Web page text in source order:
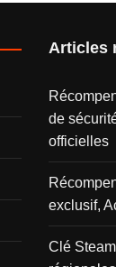
Articles
de
officielles
exclusif,
Clé